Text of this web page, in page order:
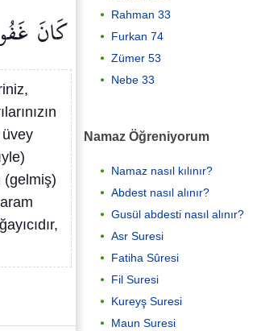
كَانَ
üvey
(gelmiş)
Rahman 33
Furkan 74
Zümer 53
Nebe 33
Namaz Öğreniyorum
Namaz nasıl kılınır?
Abdest nasıl alınır?
Gusül abdesti nasıl alınır?
Asr Suresi
Fatiha Sûresi
Fil Suresi
Kureyş Suresi
Maun Suresi